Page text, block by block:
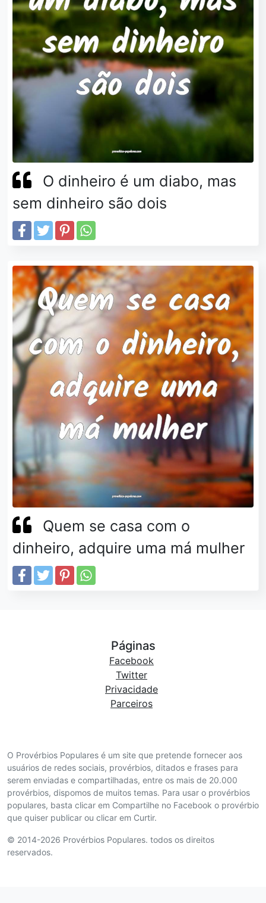
O dinheiro é um diabo, mas
sem dinheiro são dois
Quem se casa com o
dinheiro, adquire uma má mulher
O Provérbios Populares é um site que pretende fornecer aos
usuários de redes sociais, provérbios, ditados e frases para
serem enviadas e compartilhadas, entre os mais de 20.000
provérbios, dispomos de muitos temas. Para usar o provérbios
populares, basta clicar em Compartilhe no Facebook o provérbio
que quiser publicar ou clicar em Curtir.
© 2014-2026 Provérbios Populares. todos os direitos
reservados.
Páginas
Facebook
Twitter
Privacidade
Parceiros